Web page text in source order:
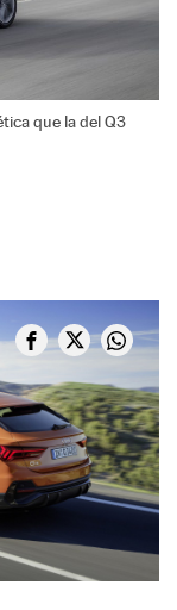
que la del Q3